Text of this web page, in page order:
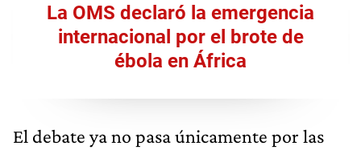
La OMS declaró la emergencia
internacional por el brote de
ébola en África
El debate ya no pasa únicamente por las